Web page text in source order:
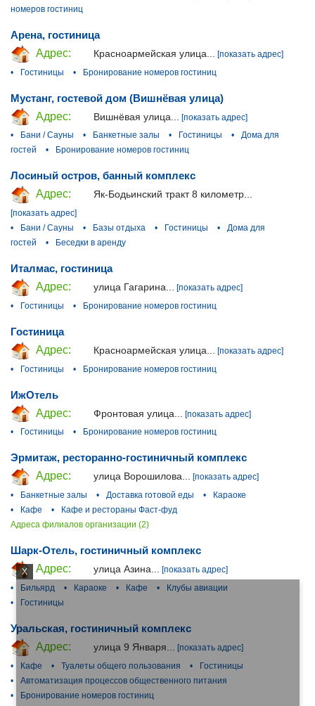
X
номеров гостиниц
Арена, гостиница
Адрес:
Красноармейская улица...
[показать адрес]
•
Гостиницы • Бронирование номеров гостиниц
Мустанг, гостевой дом (Вишнёвая улица)
Адрес:
Вишнёвая улица...
[показать адрес]
•
Бани / Сауны • Банкетные залы • Гостиницы •
Дома для
гостей
• Бронирование номеров гостиниц
Лосиный остров, банный комплекс
Адрес:
Як-Бодьинский тракт 8 километр...
[показать адрес]
•
Бани / Сауны • Базы отдыха • Гостиницы •
Дома для
гостей
• Беседки в аренду
Италмас, гостиница
Адрес:
улица Гагарина...
[показать адрес]
•
Гостиницы • Бронирование номеров гостиниц
Гостиница
Адрес:
Красноармейская улица...
[показать адрес]
•
Гостиницы • Бронирование номеров гостиниц
ИжОтель
Адрес:
Фронтовая улица...
[показать адрес]
•
Гостиницы • Бронирование номеров гостиниц
Эрмитаж, ресторанно-гостиничный комплекс
Адрес:
улица Ворошилова... [показать адрес]
•
Банкетные залы • Доставка готовой еды •
Караоке
•
Кафе •
Кафе и рестораны Фаст-фуд
Адреса филиалов организации (2)
Шарк-Отель, гостиничный комплекс
Адрес:
улица Азина...
[показать адрес]
•
Бильярд • Караоке • Кафе •
Клубы авиации
•
Гостиницы
Уральская, гостиничный комплекс
Адрес:
улица 9 Января...
[показать адрес]
•
Кафе • Туалеты общего пользования •
Гостиницы
•
Автоматизация процессов общественного питания
•
Бронирование номеров гостиниц